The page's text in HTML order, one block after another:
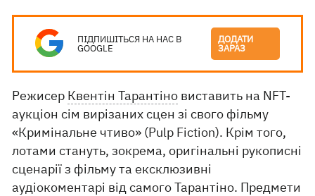
ПІДПИШІТЬСЯ НА НАС В
GOOGLE
ДОДАТИ
ЗАРАЗ
Режисер Квентін Тарантіно виставить на NFT-
аукціон сім вирізаних сцен зі свого фільму
«Кримінальне чтиво» (Pulp Fiction). Крім того,
лотами стануть, зокрема, оригінальні рукописні
сценарії з фільму та ексклюзивні
аудіокоментарі від самого Тарантіно. Предмети